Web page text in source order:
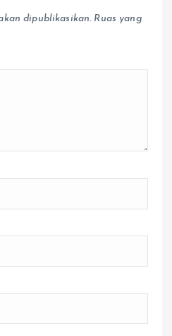
dipublikasikan. Ruas yang